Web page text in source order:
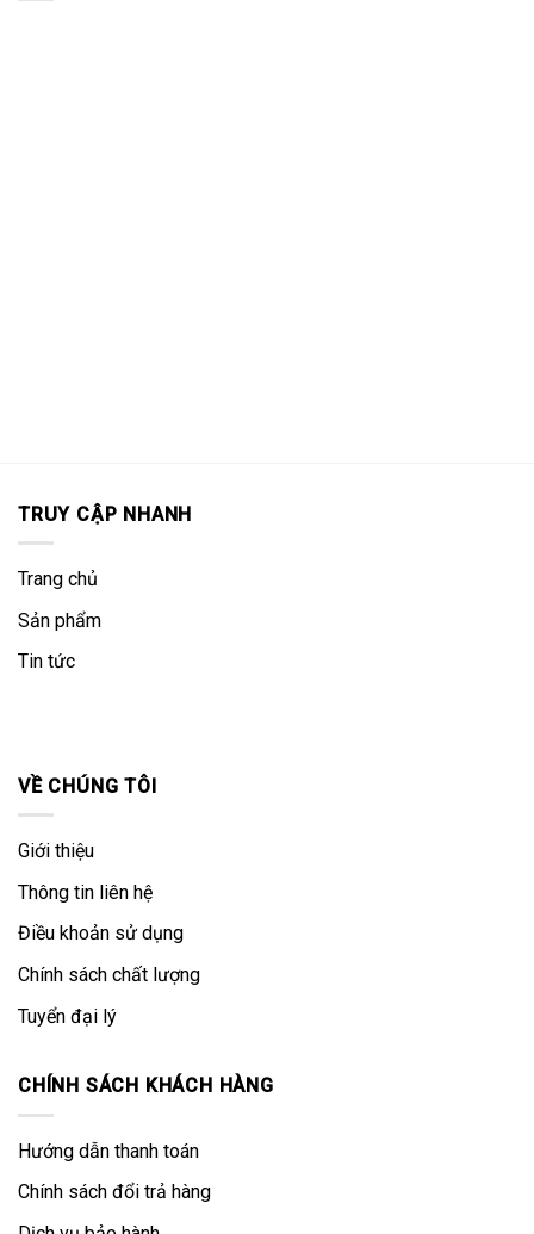
TRUY CẬP NHANH
Trang chủ
Sản phẩm
Tin tức
VỀ CHÚNG TÔI
Giới thiệu
Thông tin liên hệ
Điều khoản sử dụng
Chính sách chất lượng
Tuyển đại lý
CHÍNH SÁCH KHÁCH HÀNG
Hướng dẫn thanh toán
Chính sách đổi trả hàng